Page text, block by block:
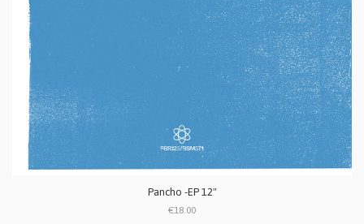
Pancho -EP 12"
€18.00